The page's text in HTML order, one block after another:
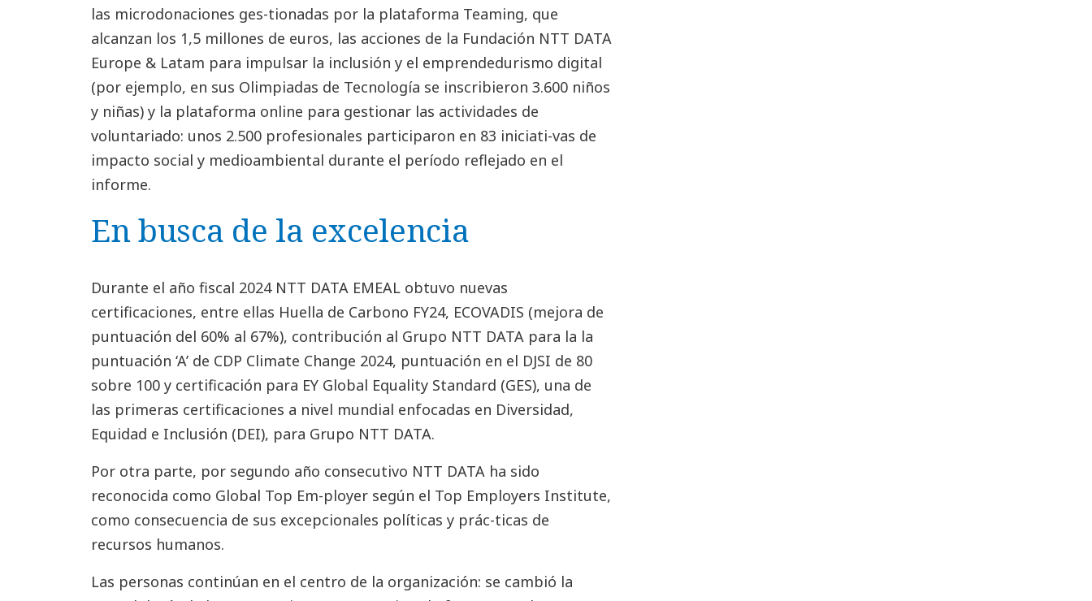
las microdonaciones ges-tionadas por la plataforma Teaming, que
alcanzan los 1,5 millones de euros, las acciones de la Fundación NTT DATA
Europe & Latam para impulsar la inclusión y el emprendedurismo digital
(por ejemplo, en sus Olimpiadas de Tecnología se inscribieron 3.600 niños
y niñas) y la plataforma online para gestionar las actividades de
voluntariado: unos 2.500 profesionales participaron en 83 iniciati-vas de
impacto social y medioambiental durante el período reflejado en el
informe.
En busca de la excelencia
Durante el año fiscal 2024 NTT DATA EMEAL obtuvo nuevas
certificaciones, entre ellas Huella de Carbono FY24, ECOVADIS (mejora de
puntuación del 60% al 67%), contribución al Grupo NTT DATA para la la
puntuación ‘A’ de CDP Climate Change 2024, puntuación en el DJSI de 80
sobre 100 y certificación para EY Global Equality Standard (GES), una de
las primeras certificaciones a nivel mundial enfocadas en Diversidad,
Equidad e Inclusión (DEI), para Grupo NTT DATA.
Por otra parte, por segundo año consecutivo NTT DATA ha sido
reconocida como Global Top Em-ployer según el Top Employers Institute,
como consecuencia de sus excepcionales políticas y prác-ticas de
recursos humanos.
Las personas continúan en el centro de la organización: se cambió la